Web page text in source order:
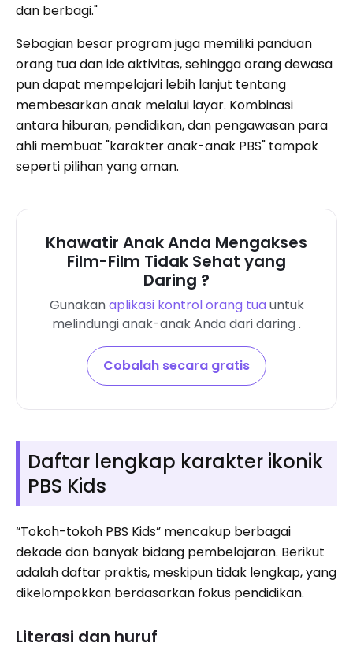
dan berbagi."
Sebagian besar program juga memiliki panduan
orang tua dan ide aktivitas, sehingga orang dewasa
pun dapat mempelajari lebih lanjut tentang
membesarkan anak melalui layar. Kombinasi
antara hiburan, pendidikan, dan pengawasan para
ahli membuat "karakter anak-anak PBS" tampak
seperti pilihan yang aman.
Khawatir Anak Anda Mengakses
Film-Film Tidak Sehat yang
Daring ?
Gunakanaplikasi kontrol orang tua untuk
melindungi anak-anak Anda dari daring .
Cobalah secara gratis
Daftar lengkap karakter ikonik
PBS Kids
“Tokoh-tokoh PBS Kids” mencakup berbagai
dekade dan banyak bidang pembelajaran. Berikut
adalah daftar praktis, meskipun tidak lengkap, yang
dikelompokkan berdasarkan fokus pendidikan.
Literasi dan huruf